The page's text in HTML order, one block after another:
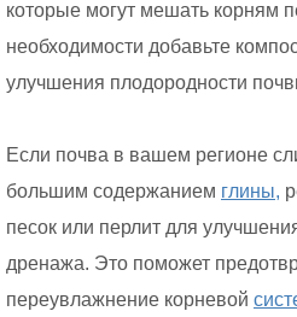
которые могут мешать корням
необходимости добавьте
улучшения плодородности
Если почва в вашем регионе
большим содержанием глины,
песок или перлит для
дренажа. Это поможет
переувлажнение корневой